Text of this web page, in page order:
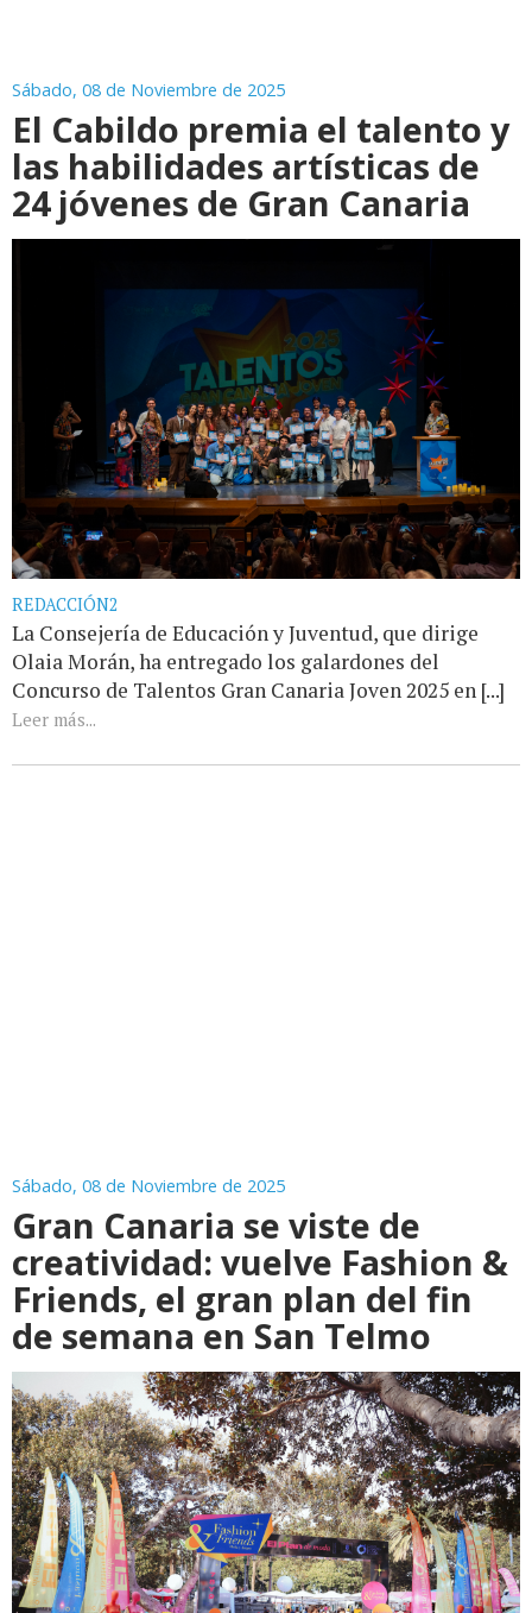
Sábado, 08 de Noviembre de 2025
El Cabildo premia el talento y
las habilidades artísticas de
24 jóvenes de Gran Canaria
REDACCIÓN2
La Consejería de Educación y Juventud, que dirige
Olaia Morán, ha entregado los galardones del
Concurso de Talentos Gran Canaria Joven 2025 en [...]
Leer más...
Sábado, 08 de Noviembre de 2025
Gran Canaria se viste de
creatividad: vuelve Fashion &
Friends, el gran plan del fin
de semana en San Telmo